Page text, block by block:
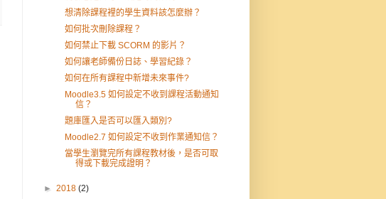
想清除課程裡的學生資料該怎麼辦？
如何批次刪除課程？
如何禁止下載 SCORM 的影片？
如何讓老師備份日誌、學習紀錄？
如何在所有課程中新增未來事件?
Moodle3.5 如何設定不收到課程活動通知
信？
題庫匯入是否可以匯入類別?
Moodle2.7 如何設定不收到作業通知信？
當學生瀏覽完所有課程教材後，是否可取
得或下載完成證明？
► 2018 (2)